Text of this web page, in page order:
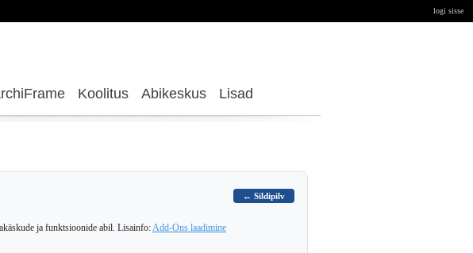
logi sisse
Koolitus Abikeskus Lisad
← Sildipilv
ja funktsioonide abil. Lisainfo:Add-Ons laadimine